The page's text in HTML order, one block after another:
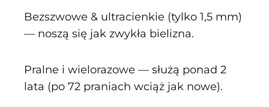
Bezszwowe & ultracienkie (tylko 1,5 mm)
— noszą się jak zwykła bielizna.
Pralne i wielorazowe — służą ponad 2
lata (po 72 praniach wciąż jak nowe).